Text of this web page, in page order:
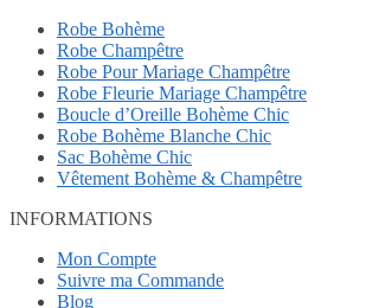
Robe Bohème
Robe Champêtre
Robe Pour Mariage Champêtre
Robe Fleurie Mariage Champêtre
Boucle d’Oreille Bohème Chic
Robe Bohème Blanche Chic
Sac Bohème Chic
Vêtement Bohème & Champêtre
INFORMATIONS
Mon Compte
Suivre ma Commande
Blog